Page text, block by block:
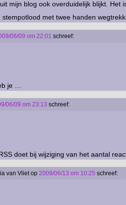
mijn blog ook overduidelijk blijkt. Het
met twee handen
06/09 om 22:01 schreef:
je …
06/09 om 23:13 schreef:
doet bij wijziging van het aantal
van Vlietop 2009/06/13 om 10:25 schreef: